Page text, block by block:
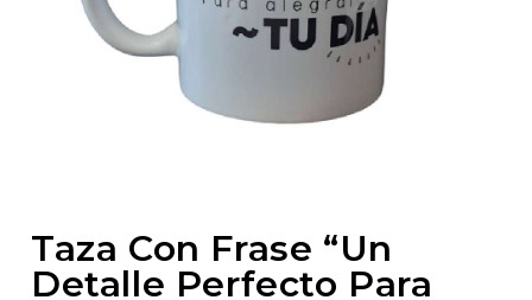
Taza Con Frase “Un
Detalle Perfecto Para